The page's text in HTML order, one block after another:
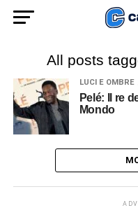
All posts
LUCI E OMBRE
Pelé: Il re
Mondo